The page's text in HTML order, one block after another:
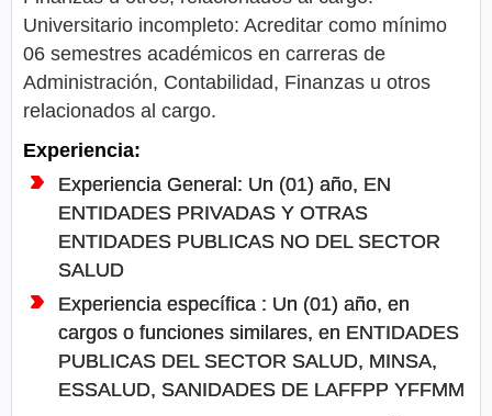
Universitario incompleto: Acreditar como mínimo
06 semestres académicos en carreras de
Administración, Contabilidad, Finanzas u otros
relacionados al cargo.
Experiencia:
Experiencia General: Un (01) año, EN
ENTIDADES PRIVADAS Y OTRAS
ENTIDADES PUBLICAS NO DEL SECTOR
SALUD
Experiencia específica : Un (01) año, en
cargos o funciones similares, en ENTIDADES
PUBLICAS DEL SECTOR SALUD, MINSA,
ESSALUD, SANIDADES DE LAFFPP YFFMM